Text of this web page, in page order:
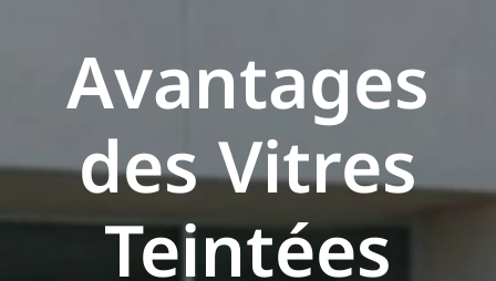
Avantages
des Vitres
Teintées